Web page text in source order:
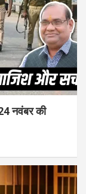
नवंबर की